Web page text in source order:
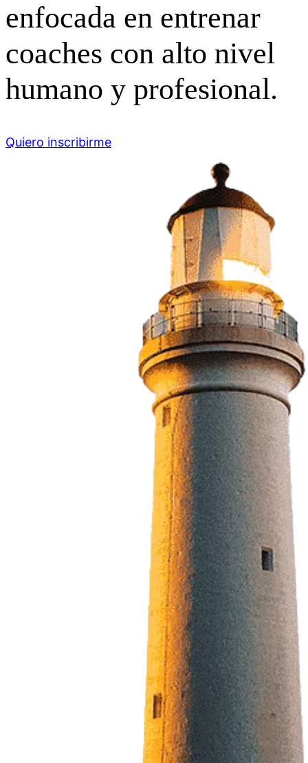
enfocada en entrenar
coaches con alto nivel
humano y profesional.
Quiero inscribirme